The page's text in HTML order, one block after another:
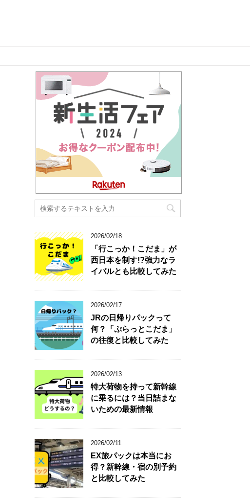
2026/02/18
「行こっか！こだま」が
西日本を制す!?強力なラ
イバルとも比較してみた
2026/02/17
JRの日帰りパックって
何？「ぷらっとこだま」
の往復と比較してみた
2026/02/13
特大荷物を持って新幹線
に乗るには？当日詰まな
いための最新情報
2026/02/11
EX旅パックは本当にお
得？新幹線・宿の別予約
と比較してみた